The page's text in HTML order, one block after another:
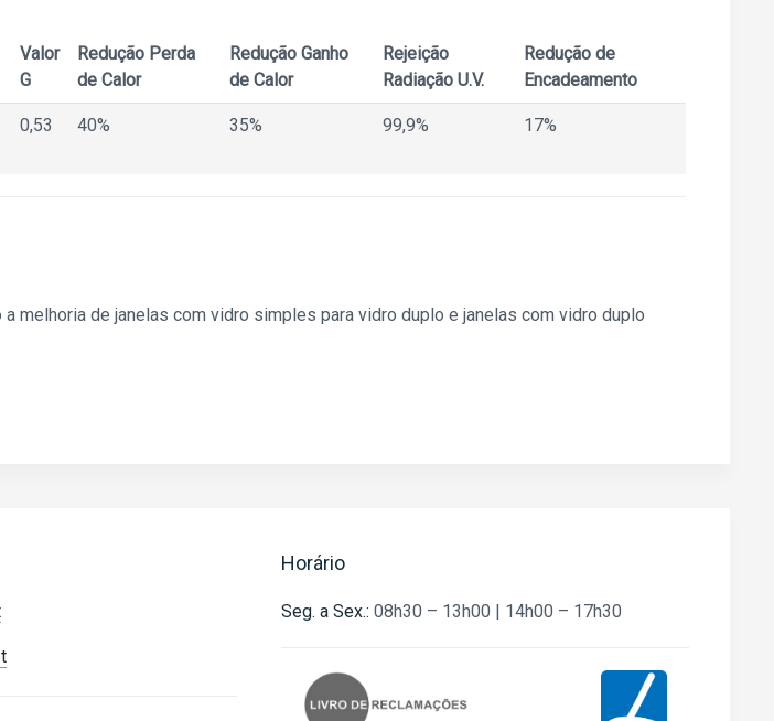
Valor
G
Redução Perda
de Calor
Redução Ganho
de Calor
Rejeição
Radiação U.V.
Redução de
Encadeamento
0,53 40% 35% 99,9% 17%
melhoria de janelas com vidro simples para vidro duplo e janelas com vidro duplo
Horário
Seg. a Sex.: 08h30 – 13h00 | 14h00 – 17h30